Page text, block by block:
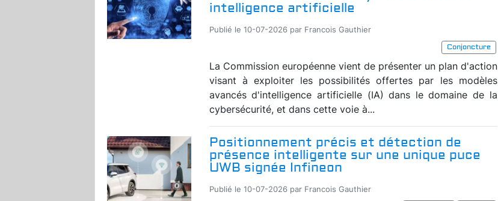
intelligence artificielle
Publié le 10-07-2026 par Francois Gauthier
Conjoncture
La Commission européenne vient de présenter un plan d'action
visant à exploiter les possibilités offertes par les modèles
avancés d'intelligence artificielle (IA) dans le domaine de la
cybersécurité, et dans cette voie à...
Positionnement précis et détection de
présence intelligente sur une unique puce
UWB signée Infineon
Publié le 10-07-2026 par Francois Gauthier